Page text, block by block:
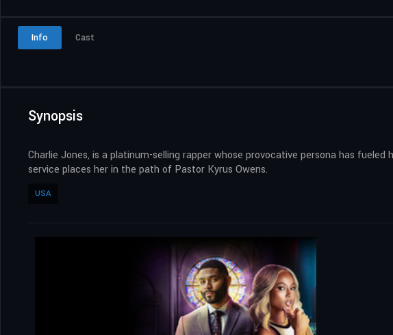
Info Cast
Synopsis
Charlie Jones, is a platinum-selling rapper whose provocative persona has
service places her in the path of Pastor Kyrus Owens.
USA